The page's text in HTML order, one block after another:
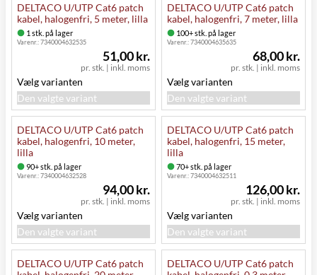
DELTACO U/UTP Cat6 patch
kabel, halogenfri, 5 meter, lilla
1 stk. på lager
Varenr.:7340004632535
pr. stk. | inkl. moms
51,00 kr.
Vælg varianten
Den valgte variant
DELTACO U/UTP Cat6 patch
kabel, halogenfri, 7 meter, lilla
100+ stk. på lager
Varenr.:7340004635635
pr. stk. | inkl. moms
68,00 kr.
Vælg varianten
Den valgte variant
DELTACO U/UTP Cat6 patch
kabel, halogenfri, 10 meter,
lilla
90+ stk. på lager
Varenr.:7340004632528
pr. stk. | inkl. moms
94,00 kr.
Vælg varianten
Den valgte variant
DELTACO U/UTP Cat6 patch
kabel, halogenfri, 15 meter,
lilla
70+ stk. på lager
Varenr.:7340004632511
pr. stk. | inkl. moms
126,00 kr.
Vælg varianten
Den valgte variant
DELTACO U/UTP Cat6 patch
DELTACO U/UTP Cat6 patch